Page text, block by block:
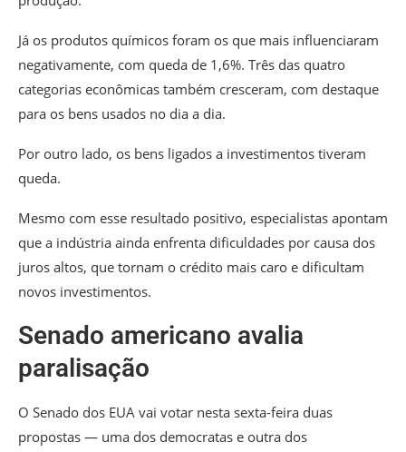
Já os produtos químicos foram os que mais influenciaram
negativamente, com queda de 1,6%. Três das quatro
categorias econômicas também cresceram, com destaque
para os bens usados no dia a dia.
Por outro lado, os bens ligados a investimentos tiveram
queda.
Mesmo com esse resultado positivo, especialistas apontam
que a indústria ainda enfrenta dificuldades por causa dos
juros altos, que tornam o crédito mais caro e dificultam
novos investimentos.
Senado americano avalia
paralisação
O Senado dos EUA vai votar nesta sexta-feira duas
propostas — uma dos democratas e outra dos